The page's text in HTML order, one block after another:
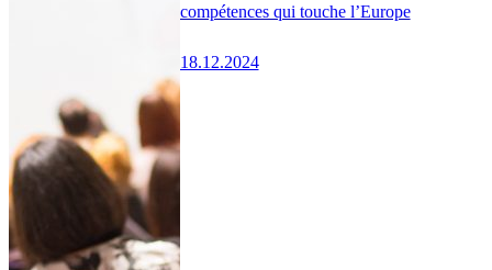
compétences qui touche l’Europe
18.12.2024